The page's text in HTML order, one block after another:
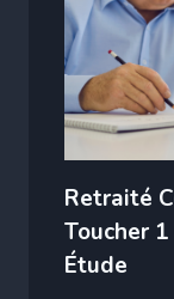
Retraité
Toucher
Étude